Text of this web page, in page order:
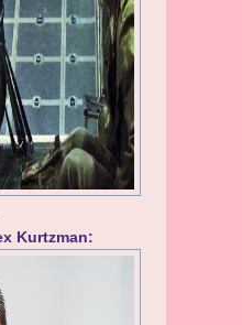
Kurtzman: